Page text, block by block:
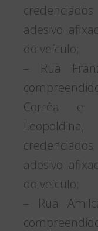
adesivo
do veículo;
– Rua
Corrêa e
adesivo
do veículo;
– Rua